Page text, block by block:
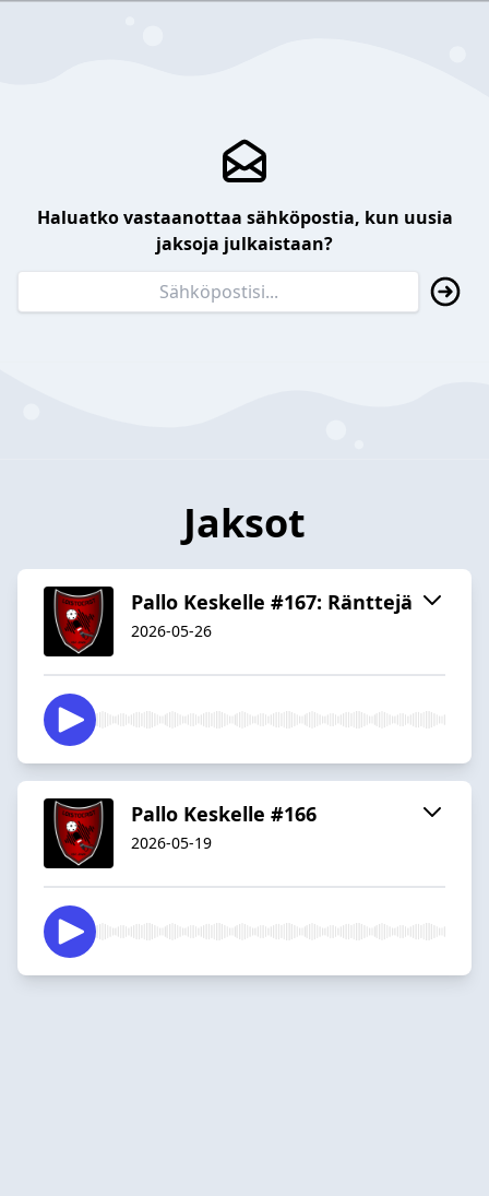
Haluatko vastaanottaa sähköpostia, kun uusia
jaksoja julkaistaan?
Jaksot
Pallo Keskelle #167: Ränttejä
2026-05-26
Pallo Keskelle #166
2026-05-19